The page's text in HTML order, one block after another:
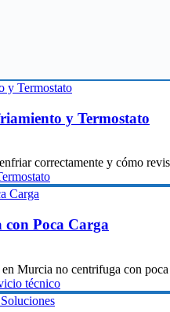
y Termostato
correctamente y cómo
Poca Carga
en Murcia no centrifuga con
técnico